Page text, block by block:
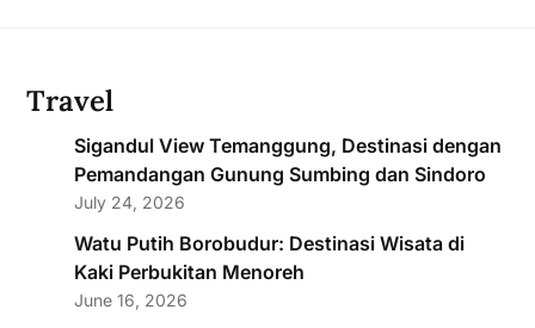
Travel
Sigandul View Temanggung, Destinasi dengan
Pemandangan Gunung Sumbing dan Sindoro
July 24, 2026
Watu Putih Borobudur: Destinasi Wisata di
Kaki Perbukitan Menoreh
June 16, 2026